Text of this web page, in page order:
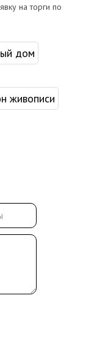
на торги по
дом
живописи